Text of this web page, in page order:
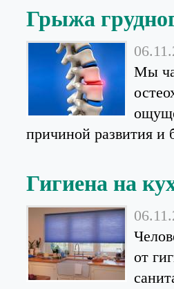
Грыжа
Мы
причиной развития и
Гигиена на
от